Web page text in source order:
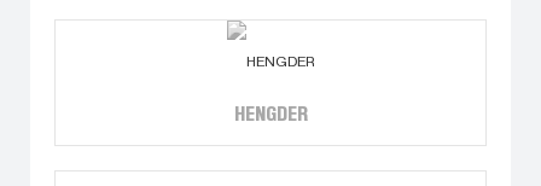
HENGDER